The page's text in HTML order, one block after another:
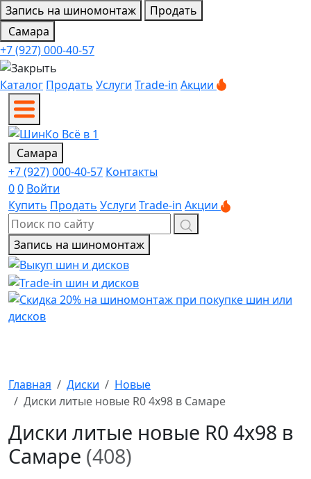
Запись на шиномонтаж
Продать
Самара
+7 (927) 000-40-57
Каталог Продать Услуги Trade-in Акции
Самара
+7 (927) 000-40-57 Контакты
00 Войти
Купить Продать Услуги Trade-in Акции
Запись на шиномонтаж
Главная Диски
Новые
Диски литые новые R0 4x98 в Самаре
Диски литые новые R0 4x98 в
Самаре (408)